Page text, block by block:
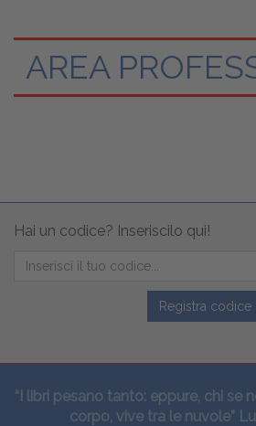
AREA
Hai un codice? Inseriscilo qui!
Registra codice
“I libri pesano tanto: eppure, chi se
corpo, vive tra le nuvole”